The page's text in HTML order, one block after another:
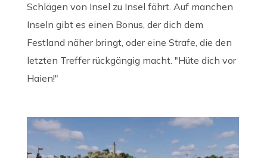
Schlägen von Insel zu Insel fährt. Auf manchen
Inseln gibt es einen Bonus, der dich dem
Festland näher bringt, oder eine Strafe, die den
letzten Treffer rückgängig macht. "Hüte dich vor
Haien!"